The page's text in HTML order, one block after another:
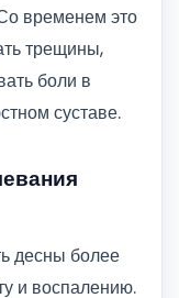
временем это
трещины,
боли в
суставе.
десны более
и воспалению.